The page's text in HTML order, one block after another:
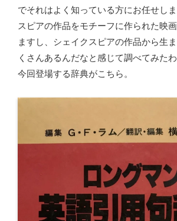
でそれはよく知っている方にお任せし
スピアの作品をモチーフに作られた映
ますし、シェイクスピアの作品から生
くさんあるんだなと感じて調べてみた
今回登場する辞典がこちら。